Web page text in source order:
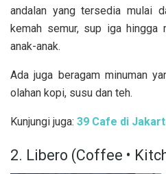
andalan yang tersedia mulai
kemah semur, sup iga hingga
anak-anak.
Ada juga beragam minuman
olahan kopi, susu dan teh.
Kunjungi juga: 39 Cafe di
2. Libero (Coffee •